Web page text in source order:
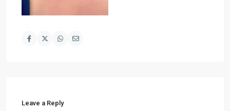
Leave a Reply